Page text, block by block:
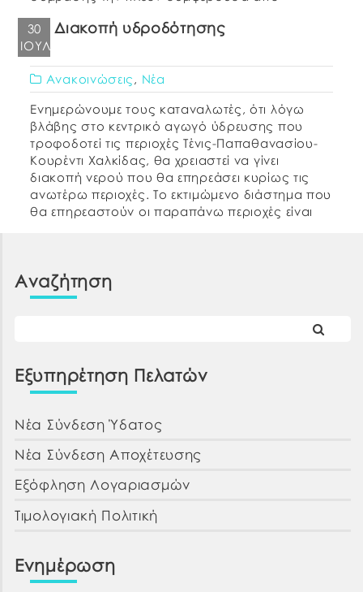
σχέσης ποιότητας – τιμής, σύμφωνα με τη
Διακήρυξη και τις τεχνικές […]
30
ΙΟΎΛ
Διακοπή υδροδότησης
Ανακοινώσεις , Νέα
Ενημερώνουμε τους καταναλωτές, ότι λόγω
βλάβης στο κεντρικό αγωγό ύδρευσης που
τροφοδοτεί τις περιοχές Τένις-Παπαθανασίου-
Κουρέντι Χαλκίδας, θα χρειαστεί να γίνει
διακοπή νερού που θα επηρεάσει κυρίως τις
ανωτέρω περιοχές. Το εκτιμώμενο διάστημα που
θα επηρεαστούν οι παραπάνω περιοχές είναι
Αναζήτηση
Εξυπηρέτηση Πελατών
Νέα Σύνδεση Ύδατος
Νέα Σύνδεση Αποχέτευσης
Εξόφληση Λογαριασμών
Τιμολογιακή Πολιτική
Ενημέρωση